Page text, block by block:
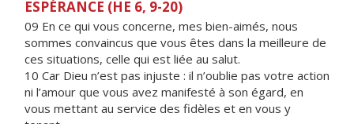
ESPÉRANCE (HE 6, 9-20)
09 En ce qui vous concerne, mes bien-aimés, nous
sommes convaincus que vous êtes dans la meilleure de
ces situations, celle qui est liée au salut.
10 Car Dieu n’est pas injuste : il n’oublie pas votre action
ni l’amour que vous avez manifesté à son égard, en
vous mettant au service des fidèles et en vous y